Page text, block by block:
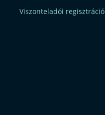
Viszonteladói regisztráció